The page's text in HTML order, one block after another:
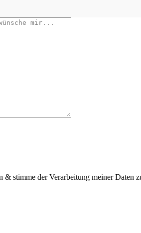
stimme der Verarbeitung meiner Daten